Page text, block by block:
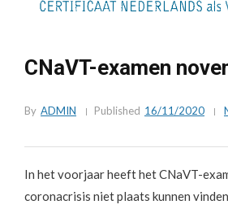
CNaVT-examen
By ADMIN Published 16/11/2020
In het voorjaar heeft het CNaVT-
coronacrisis niet plaats kunnen